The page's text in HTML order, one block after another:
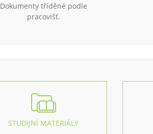
Dokumenty tříděné podle
pracovišť.
STUDIJNÍ MATERIÁLY